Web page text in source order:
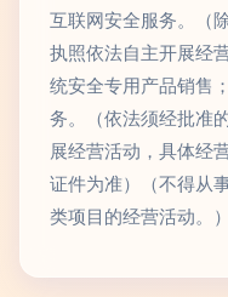
互联网安全服务。（
执照依法自主开展经
统安全专用产品销售
务。（依法须经批准
展经营活动，具体经
证件为准）（不得从
类项目的经营活动。）